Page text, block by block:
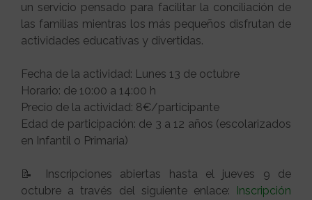
un servicio pensado para facilitar la conciliación de
las familias mientras los más pequeños disfrutan de
actividades educativas y divertidas.
Fecha de la actividad: Lunes 13 de octubre
Horario: de 10:00 a 14:00 h
Precio de la actividad: 8€/participante
Edad de participación: de 3 a 12 años (escolarizados
en Infantil o Primaria)
📝 Inscripciones abiertas hasta el jueves 9 de
octubre a través del siguiente enlace:
Inscripción